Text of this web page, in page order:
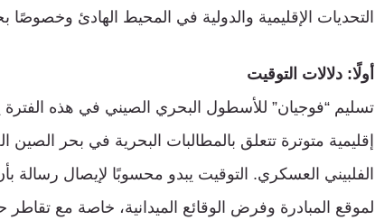
التحديات الإقليمية والدولية في المحيط الهادئ وخصوصًا
أولًا: دلالات التوقيت
تسليم “فوجيان” للأسطول البحري الصيني في هذه
إقليمية متوترة تتعلق بالمطالبات البحرية في بحر الصين
الفلبيني العسكري. التوقيت يبدو محسوبًا لإيصال
لموقع المبادرة وفرض الوقائع الميدانية، خاصة مع